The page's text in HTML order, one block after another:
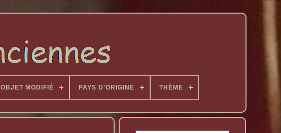
OBJET MODIFIÉ PAYS D'ORIGINE THÈME